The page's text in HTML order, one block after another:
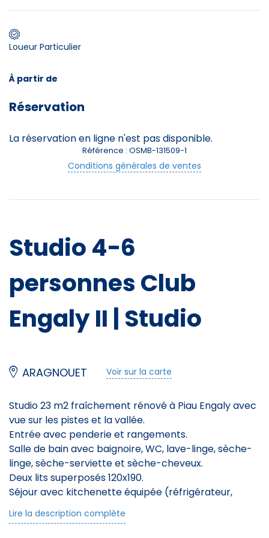
Premier jour de ski
Adultes
Enfants
- de 17 ans - +
Studio 4-6
personnes Club
Engaly II | Studio
ARAGNOUET Voir sur la carte
Studio 23 m2 fraîchement rénové à Piau Engaly avec
vue sur les pistes et la vallée.
Entrée avec penderie et rangements.
Salle de bain avec baignoire, WC, lave-linge, sèche-
linge, sèche-serviette et sèche-cheveux.
Deux lits superposés 120x190.
Séjour avec kitchenette équipée (réfrigérateur,
ondes, bouilloire, grille-pain, cafetière Senséo,
Lire la description complète
Loueur Particulier
À partir de
Réservation
La réservation en ligne n'est pas disponible.
Référence : OSMB-131509-1
Conditions générales de ventes